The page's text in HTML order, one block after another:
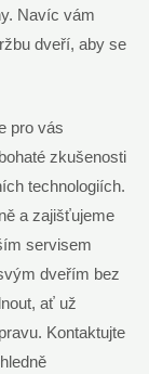
Navíc vám
dveří, aby se
pro vás
zkušenosti
technologiích.
a zajišťujeme
servisem
dveřím bez
ať už
Kontaktujte